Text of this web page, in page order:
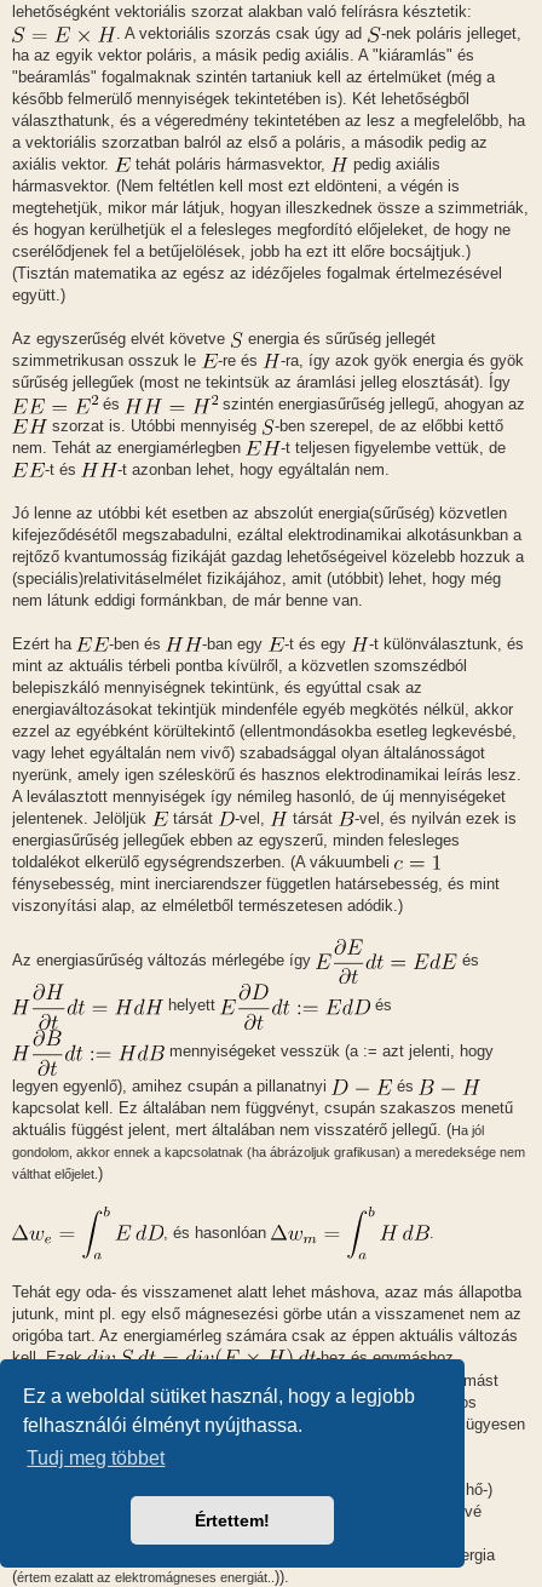
Ez a weboldal sütiket használ, hogy a legjobb
felhasználói élményt nyújthassa.
Tudj meg többet
Értettem!
lehetőségként vektoriális szorzat alakban való felírásra késztetik:
. A vektoriális szorzás csak úgy ad
-nek poláris jelleget,
ha az egyik vektor poláris, a másik pedig axiális. A "kiáramlás" és
"beáramlás" fogalmaknak szintén tartaniuk kell az értelmüket (még a
később felmerülő mennyiségek tekintetében is). Két lehetőségből
választhatunk, és a végeredmény tekintetében az lesz a megfelelőbb, ha
a vektoriális szorzatban balról az első a poláris, a második pedig az
axiális vektor.
tehát poláris hármasvektor,
pedig axiális
hármasvektor. (Nem feltétlen kell most ezt eldönteni, a végén is
megtehetjük, mikor már látjuk, hogyan illeszkednek össze a szimmetriák,
és hogyan kerülhetjük el a felesleges megfordító előjeleket, de hogy ne
cserélődjenek fel a betűjelölések, jobb ha ezt itt előre bocsájtjuk.)
(Tisztán matematika az egész az idézőjeles fogalmak értelmezésével
együtt.)
Az egyszerűség elvét követve
energia és sűrűség jellegét
szimmetrikusan osszuk le
-re és
-ra, így azok gyök energia és gyök
sűrűség jellegűek (most ne tekintsük az áramlási jelleg elosztását). Így
és
szintén energiasűrűség jellegű, ahogyan az
szorzat is. Utóbbi mennyiség
-ben szerepel, de az előbbi kettő
nem. Tehát az energiamérlegben
-t teljesen figyelembe vettük, de
-t és
-t azonban lehet, hogy egyáltalán nem.
Jó lenne az utóbbi két esetben az abszolút energia(sűrűség) közvetlen
kifejeződésétől megszabadulni, ezáltal elektrodinamikai alkotásunkban a
rejtőző kvantumosság fizikáját gazdag lehetőségeivel közelebb hozzuk a
(speciális)relativitáselmélet fizikájához, amit (utóbbit) lehet, hogy még
nem látunk eddigi formánkban, de már benne van.
Ezért ha -ben és -ban egy -t és egy
-t különválasztunk, és
mint az aktuális térbeli pontba kívülről, a közvetlen szomszédból
belepiszkáló mennyiségnek tekintünk, és egyúttal csak az
energiaváltozásokat tekintjük mindenféle egyéb megkötés nélkül, akkor
ezzel az egyébként körültekintő (ellentmondásokba esetleg legkevésbé,
vagy lehet egyáltalán nem vivő) szabadsággal olyan általánosságot
nyerünk, amely igen széleskörű és hasznos elektrodinamikai leírás lesz.
A leválasztott mennyiségek így némileg hasonló, de új mennyiségeket
jelentenek. Jelöljük
társát -vel, társát
-vel, és nyilván ezek is
energiasűrűség jellegűek ebben az egyszerű, minden felesleges
toldalékot elkerülő egységrendszerben. (A vákuumbeli
fénysebesség, mint inerciarendszer független határsebesség, és mint
viszonyítási alap, az elméletből természetesen adódik.)
Az energiasűrűség változás mérlegébe így és
helyett és
mennyiségeket vesszük (a := azt jelenti, hogy
legyen egyenlő), amihez csupán a pillanatnyi
és
kapcsolat kell. Ez általában nem függvényt, csupán szakaszos menetű
aktuális függést jelent, mert általában nem visszatérő jellegű. (Ha jól
gondolom, akkor ennek a kapcsolatnak (ha ábrázoljuk grafikusan) a meredeksége nem
válthat előjelet. )
, és hasonlóan .
Tehát egy oda- és visszamenet alatt lehet máshova, azaz más állapotba
jutunk, mint pl. egy első mágnesezési görbe után a visszamenet nem az
origóba tart. Az energiamérleg számára csak az éppen aktuális változás
kell. Ezek
-hez és egymáshoz
viszonyuló együtthatóinak abszolút értéke a mérlegben 1, mivel mást
kizáróan láthatóan matematikailag ezek így együtt vannak azonos
mértékskálán. Tehát a mérleg fentebb említett másik felén a két ügyesen
Hátra van még a mechanikai (és egyúttal, amit magába foglal, a hő-)
energiává alakulás, és fordítottjának figyelembe vétele (ami a hővé
hőkülönbségekből adódóan alakulhat vissza elektrodinamikai energia
(értem ezalatt az elektromágneses energiát.. )).